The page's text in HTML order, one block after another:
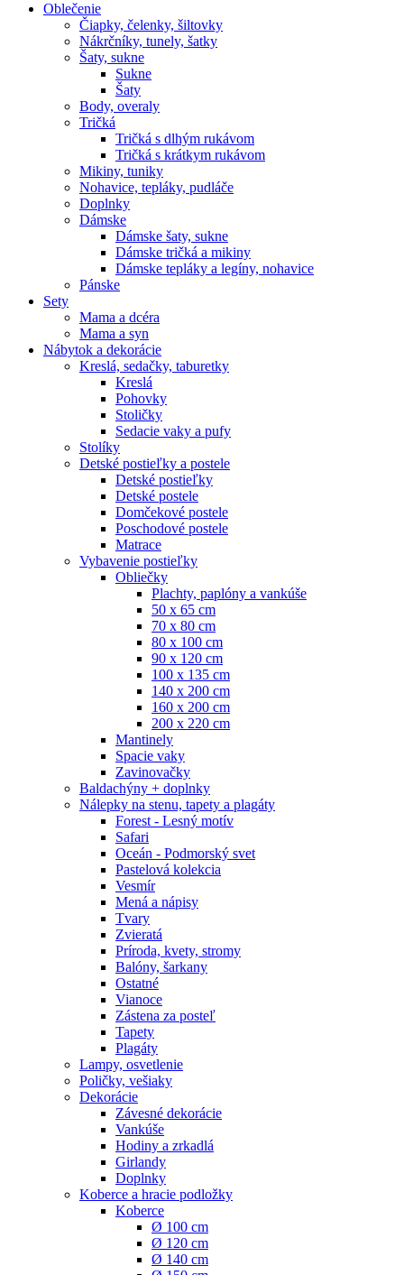
Oblečenie
Čiapky, čelenky, šiltovky
Nákrčníky, tunely, šatky
Šaty, sukne
Sukne
Šaty
Body, overaly
Tričká
Tričká s dlhým rukávom
Tričká s krátkym rukávom
Mikiny, tuniky
Nohavice, tepláky, pudláče
Doplnky
Dámske
Dámske šaty, sukne
Dámske tričká a mikiny
Dámske tepláky a legíny, nohavice
Pánske
Sety
Mama a dcéra
Mama a syn
Nábytok a dekorácie
Kreslá, sedačky, taburetky
Kreslá
Pohovky
Stoličky
Sedacie vaky a pufy
Stolíky
Detské postieľky a postele
Detské postieľky
Detské postele
Domčekové postele
Poschodové postele
Matrace
Vybavenie postieľky
Obliečky
Plachty, paplóny a vankúše
50 x 65 cm
70 x 80 cm
80 x 100 cm
90 x 120 cm
100 x 135 cm
140 x 200 cm
160 x 200 cm
200 x 220 cm
Mantinely
Spacie vaky
Zavinovačky
Baldachýny + doplnky
Nálepky na stenu, tapety a plagáty
Forest - Lesný motív
Safari
Oceán - Podmorský svet
Pastelová kolekcia
Vesmír
Mená a nápisy
Tvary
Zvieratá
Príroda, kvety, stromy
Balóny, šarkany
Ostatné
Vianoce
Zástena za posteľ
Tapety
Plagáty
Lampy, osvetlenie
Poličky, vešiaky
Dekorácie
Závesné dekorácie
Vankúše
Hodiny a zrkadlá
Girlandy
Doplnky
Koberce a hracie podložky
Koberce
Ø 100 cm
Ø 120 cm
Ø 140 cm